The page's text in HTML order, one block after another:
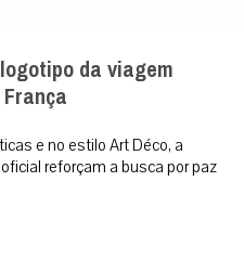
da viagem
e no estilo Art Déco, a
reforçam a busca por paz